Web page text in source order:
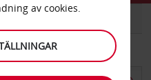
av cookies.